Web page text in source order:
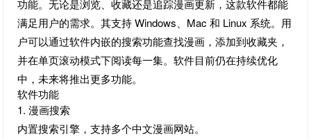
功能。无论是浏览、收藏还是追踪漫画更新，这款软件都能
满足用户的需求。其支持 Windows、Mac 和 Linux 系统。用
户可以通过软件内嵌的搜索功能查找漫画，添加到收藏夹，
并在单页滚动模式下阅读每一集。软件目前仍在持续优化
中，未来将推出更多功能。
软件功能
1. 漫画搜索
内置搜索引擎，支持多个中文漫画网站。